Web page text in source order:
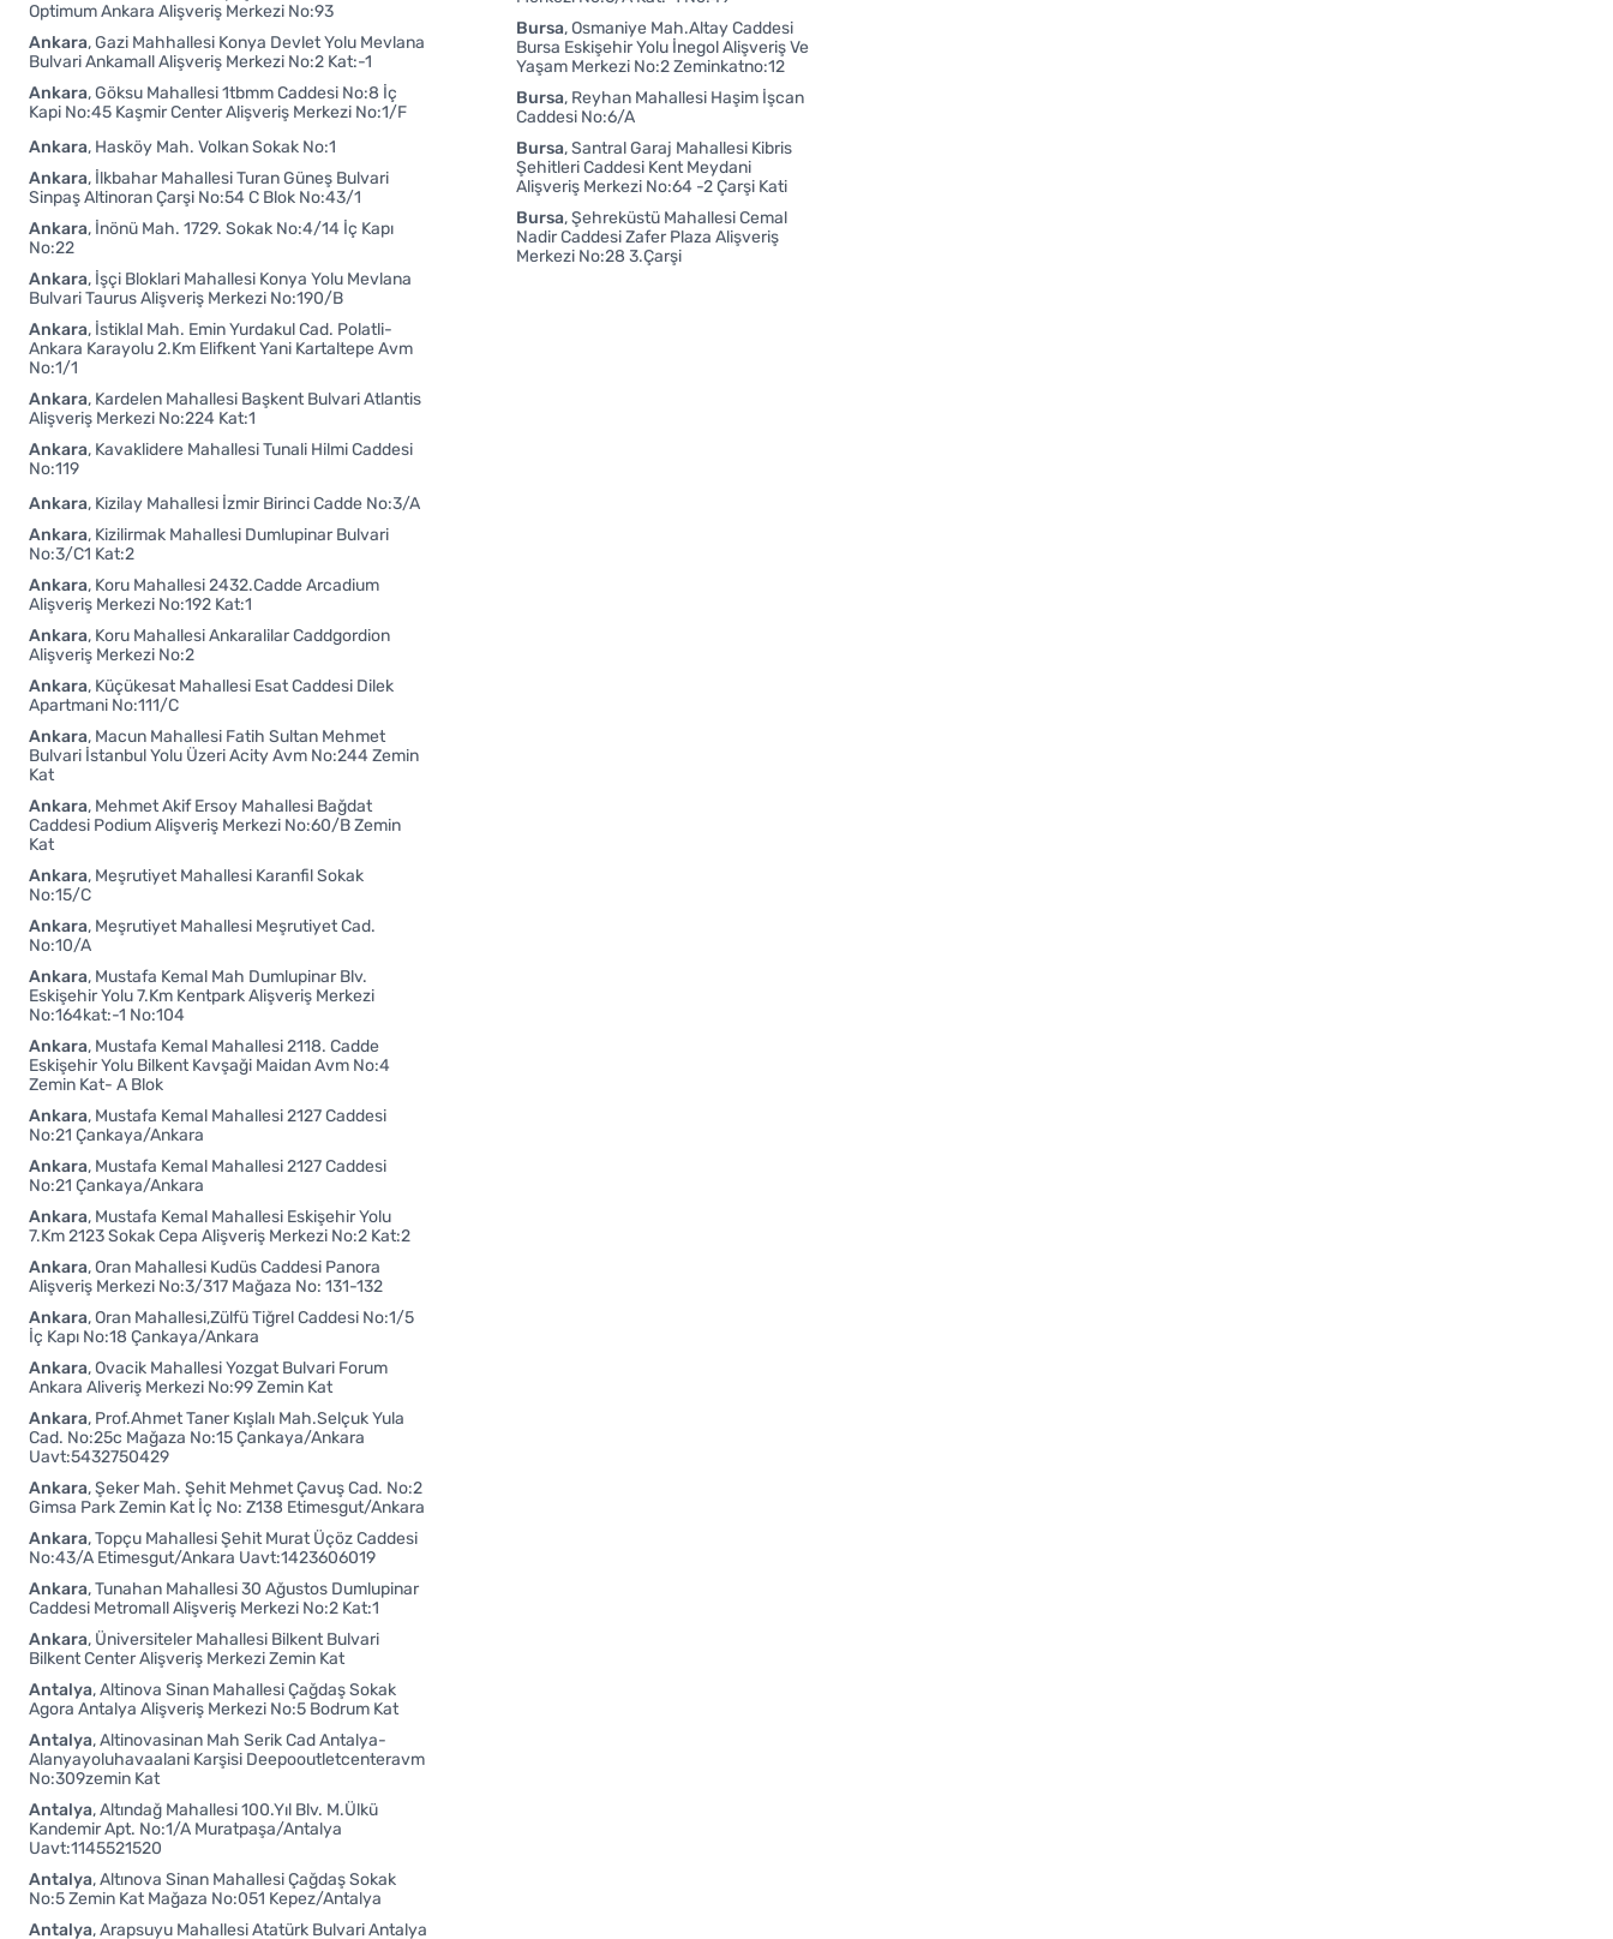
Optimum Ankara Alişveriş Merkezi No:93
Ankara Gazi Mahhallesi Konya Devlet Yolu Mevlana
Bulvari Ankamall Alişveriş Merkezi No:2 Kat:-1
Ankara Göksu Mahallesi 1tbmm Caddesi No:8 İç
Kapi No:45 Kaşmir Center Alişveriş Merkezi No:1/F
Ankara Hasköy Mah. Volkan Sokak No:1
Ankara İlkbahar Mahallesi Turan Güneş Bulvari
Sinpaş Altinoran Çarşi No:54 C Blok No:43/1
Ankara İnönü Mah. 1729. Sokak No:4/14 İç Kapı
No:22
Ankara İşçi Bloklari Mahallesi Konya Yolu Mevlana
Bulvari Taurus Alişveriş Merkezi No:190/B
Ankara İstiklal Mah. Emin Yurdakul Cad. Polatli-
Ankara Karayolu 2.Km Elifkent Yani Kartaltepe Avm
No:1/1
Ankara Kardelen Mahallesi Başkent Bulvari Atlantis
Alişveriş Merkezi No:224 Kat:1
Ankara Kavaklidere Mahallesi Tunali Hilmi Caddesi
No:119
Ankara Kizilay Mahallesi İzmir Birinci Cadde No:3/A
Ankara Kizilirmak Mahallesi Dumlupinar Bulvari
No:3/C1 Kat:2
Ankara Koru Mahallesi 2432.Cadde Arcadium
Alişveriş Merkezi No:192 Kat:1
Ankara Koru Mahallesi Ankaralilar Caddgordion
Alişveriş Merkezi No:2
Ankara Küçükesat Mahallesi Esat Caddesi Dilek
Apartmani No:111/C
Ankara Macun Mahallesi Fatih Sultan Mehmet
Bulvari İstanbul Yolu Üzeri Acity Avm No:244 Zemin
Kat
Ankara Mehmet Akif Ersoy Mahallesi Bağdat
Caddesi Podium Alişveriş Merkezi No:60/B Zemin
Kat
Ankara Meşrutiyet Mahallesi Karanfil Sokak
No:15/C
Ankara Meşrutiyet Mahallesi Meşrutiyet Cad.
No:10/A
Ankara Mustafa Kemal Mah Dumlupinar Blv.
Eskişehir Yolu 7.Km Kentpark Alişveriş Merkezi
No:164kat:-1 No:104
Ankara Mustafa Kemal Mahallesi 2118. Cadde
Eskişehir Yolu Bilkent Kavşaği Maidan Avm No:4
Zemin Kat- A Blok
Ankara Mustafa Kemal Mahallesi 2127 Caddesi
No:21 Çankaya/Ankara
Ankara Mustafa Kemal Mahallesi 2127 Caddesi
No:21 Çankaya/Ankara
Ankara Mustafa Kemal Mahallesi Eskişehir Yolu
7.Km 2123 Sokak Cepa Alişveriş Merkezi No:2 Kat:2
Ankara Oran Mahallesi Kudüs Caddesi Panora
Alişveriş Merkezi No:3/317 Mağaza No: 131-132
Ankara Oran Mahallesi,Zülfü Tiğrel Caddesi No:1/5
İç Kapı No:18 Çankaya/Ankara
Ankara Ovacik Mahallesi Yozgat Bulvari Forum
Ankara Aliveriş Merkezi No:99 Zemin Kat
Ankara Prof.Ahmet Taner Kışlalı Mah.Selçuk Yula
Cad. No:25c Mağaza No:15 Çankaya/Ankara
Uavt:5432750429
Ankara Şeker Mah. Şehit Mehmet Çavuş Cad. No:2
Gimsa Park Zemin Kat İç No: Z138 Etimesgut/Ankara
Ankara Topçu Mahallesi Şehit Murat Üçöz Caddesi
No:43/A Etimesgut/Ankara Uavt:1423606019
Ankara Tunahan Mahallesi 30 Ağustos Dumlupinar
Caddesi Metromall Alişveriş Merkezi No:2 Kat:1
Ankara Üniversiteler Mahallesi Bilkent Bulvari
Bilkent Center Alişveriş Merkezi Zemin Kat
Antalya Altinova Sinan Mahallesi Çağdaş Sokak
Agora Antalya Alişveriş Merkezi No:5 Bodrum Kat
Antalya Altinovasinan Mah Serik Cad Antalya-
Alanyayoluhavaalani Karşisi Deepooutletcenteravm
No:309zemin Kat
Antalya Altındağ Mahallesi 100.Yıl Blv. M.Ülkü
Kandemir Apt. No:1/A Muratpaşa/Antalya
Uavt:1145521520
Antalya Altınova Sinan Mahallesi Çağdaş Sokak
No:5 Zemin Kat Mağaza No:051 Kepez/Antalya
Antalya Arapsuyu Mahallesi Atatürk Bulvari Antalya
Bursa Osmaniye Mah.Altay Caddesi
Bursa Eskişehir Yolu İnegol Alişveriş Ve
Yaşam Merkezi No:2 Zeminkatno:12
Bursa Reyhan Mahallesi Haşim İşcan
Caddesi No:6/A
Bursa Santral Garaj Mahallesi Kibris
Şehitleri Caddesi Kent Meydani
Alişveriş Merkezi No:64 -2 Çarşi Kati
Bursa Şehreküstü Mahallesi Cemal
Nadir Caddesi Zafer Plaza Alişveriş
Merkezi No:28 3.Çarşi